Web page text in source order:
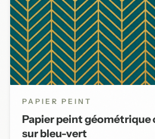
PAPIER PEINT
Papier peint géométrique
sur bleu-vert